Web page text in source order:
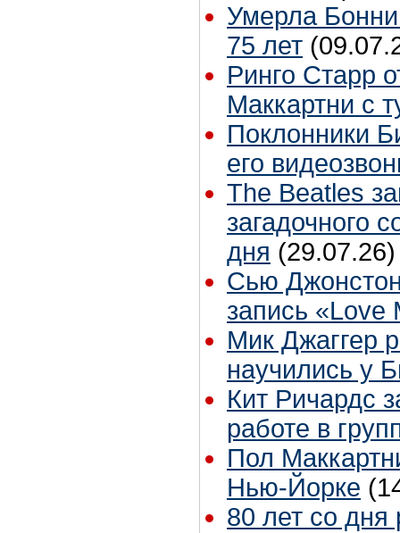
Умерла
75 лет
Ринго Старр
Маккартни с
Поклонники
его
The Beatles
загадочного
дня (29.07.26)
Сью
запись «Love
Мик Джаггер
научились у
Кит Ричардс
работе в
Пол
Нью-Йорке
80 лет со